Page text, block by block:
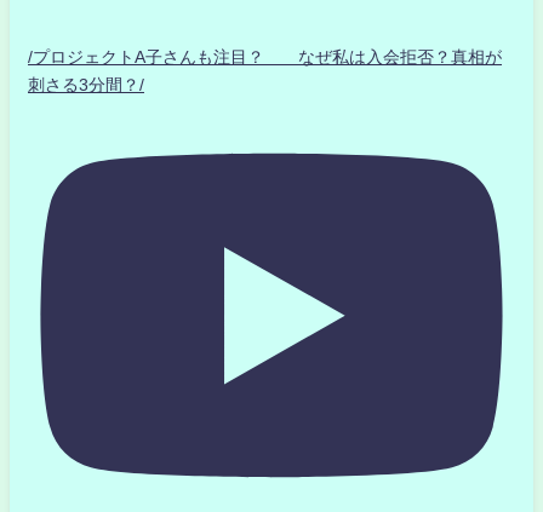
/プロジェクトA子さんも注目？ なぜ私は入会拒否？真相が
刺さる3分間？/